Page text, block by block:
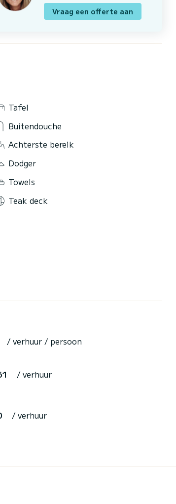
Vraag een offerte aan
Tafel
Buitendouche
Achterste bereik
Dodger
Towels
Teak deck
/ verhuur / persoon
/ verhuur
/ verhuur